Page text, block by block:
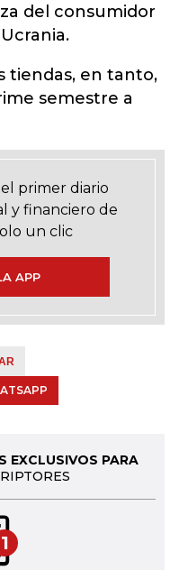
del consumidor
tiendas, en tanto,
semestre a
primer diario
y financiero de
un clic
APP
EXCLUSIVOS PARA
1